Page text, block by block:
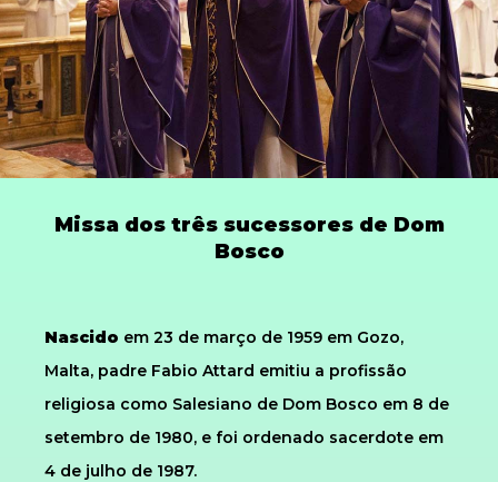
Missa dos três sucessores de Dom
Bosco
Nascido em 23 de março de 1959 em Gozo,
Malta, padre Fabio Attard emitiu a profissão
religiosa como Salesiano de Dom Bosco em 8 de
setembro de 1980, e foi ordenado sacerdote em
4 de julho de 1987.